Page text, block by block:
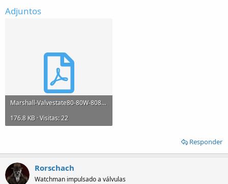
Adjuntos
Marshall-Valvestate80-80W-8080-8100-8412-Schematic.pdf
176.8 KB · Visitas: 22
Responder
Rorschach
Watchman impulsado a válvulas